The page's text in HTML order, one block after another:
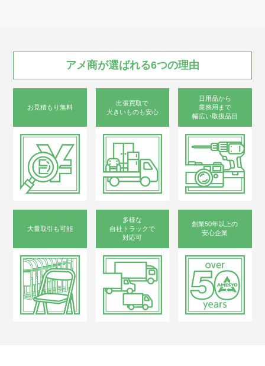
古物営業法に基づく表示
サイトマップ
アメ商が選ばれる6つの理由
お見積もり無料
出張買取で
大きいものも安心
日用品から
業務用まで
幅広い取扱品目
大量取引も可能
多様な
自社トラックで
対応可
創業50年以上の
安心企業